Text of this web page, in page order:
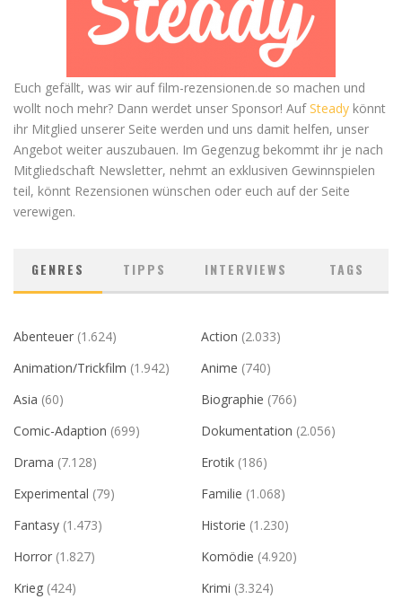
Euch gefällt, was wir auf film-rezensionen.de so machen und
wollt noch mehr? Dann werdet unser Sponsor! AufSteady könnt
ihr Mitglied unserer Seite werden und uns damit helfen, unser
Angebot weiter auszubauen. Im Gegenzug bekommt ihr je nach
Mitgliedschaft Newsletter, nehmt an exklusiven Gewinnspielen
teil, könnt Rezensionen wünschen oder euch auf der Seite
verewigen.
GENRES TIPPS INTERVIEWS TAGS
Abenteuer (1.624) Action (2.033)
Animation/Trickfilm (1.942) Anime (740)
Asia (60) Biographie (766)
Comic-Adaption (699) Dokumentation (2.056)
Drama (7.128) Erotik (186)
Experimental (79) Familie (1.068)
Fantasy (1.473) Historie (1.230)
Horror (1.827) Komödie (4.920)
Krieg (424) Krimi (3.324)